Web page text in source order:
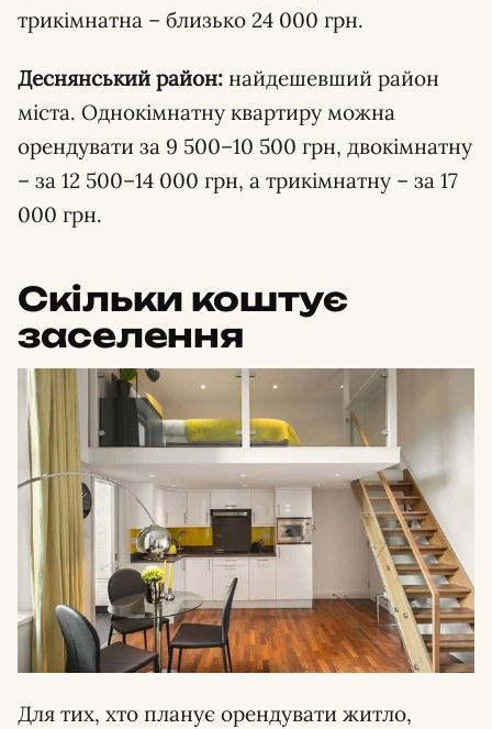
трикімнатна – близько 24 000 грн.
Деснянський район: найдешевший район
міста. Однокімнатну квартиру можна
орендувати за 9 500–10 500 грн, двокімнатну
– за 12 500–14 000 грн, а трикімнатну – за 17
000 грн.
Скільки коштує
заселення
Для тих, хто планує орендувати житло,